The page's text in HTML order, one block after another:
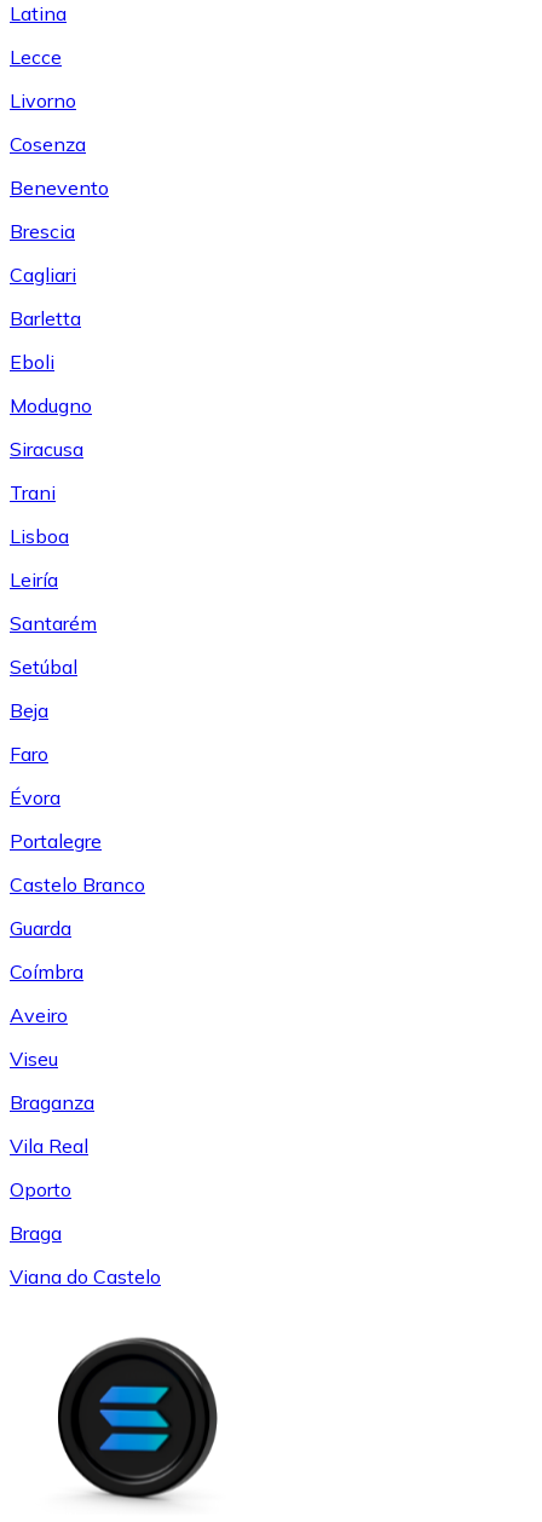
Latina
Lecce
Livorno
Cosenza
Benevento
Brescia
Cagliari
Barletta
Eboli
Modugno
Siracusa
Trani
Lisboa
Leiría
Santarém
Setúbal
Beja
Faro
Évora
Portalegre
Castelo Branco
Guarda
Coímbra
Aveiro
Viseu
Braganza
Vila Real
Oporto
Braga
Viana do Castelo